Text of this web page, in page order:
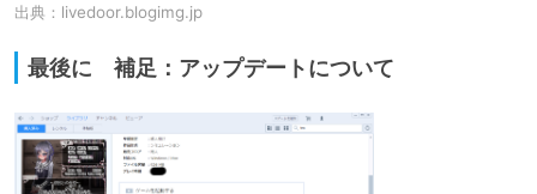
出典： livedoor.blogimg.jp
最後に 補足：アップデートについて